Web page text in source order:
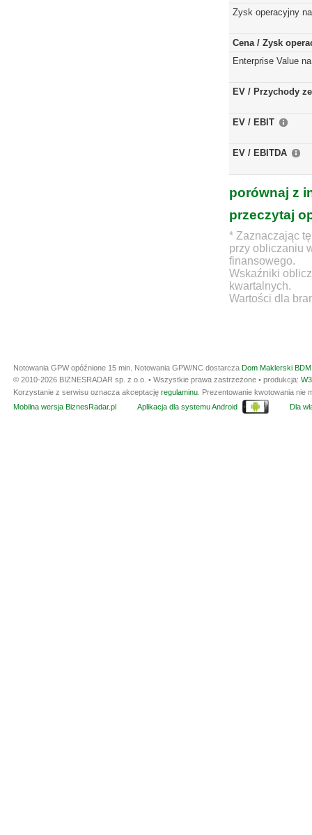
Zysk operacyjny
Cena / Zysk
Enterprise Value
EV / Przychody
EV / EBIT
EV / EBITDA
porównaj z
przeczytaj
* Zaznaczając
przy obliczaniu
finansowego.
Wskaźniki
kwartalnych.
Wartości dla
Notowania GPW opóźnione 15 min. Notowania GPW/NC dostarcza Dom Maklerski
© 2010-2026 BIZNESRADAR sp. z o.o. • Wszystkie prawa zastrzeżone • produkcja:
Korzystanie z serwisu oznacza akceptację regulaminu . Prezentowanie kwotowania
Mobilna wersja BiznesRadar.pl
Aplikacja dla systemu Android Dla